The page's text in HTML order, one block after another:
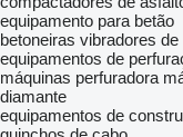
equipamento para betão
betoneiras vibradores de
equipamentos de
máquinas perfuradora
diamante
equipamentos de